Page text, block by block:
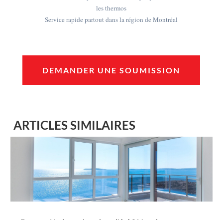
les thermos
Service rapide partout dans la région de Montréal
DEMANDER UNE SOUMISSION
ARTICLES SIMILAIRES